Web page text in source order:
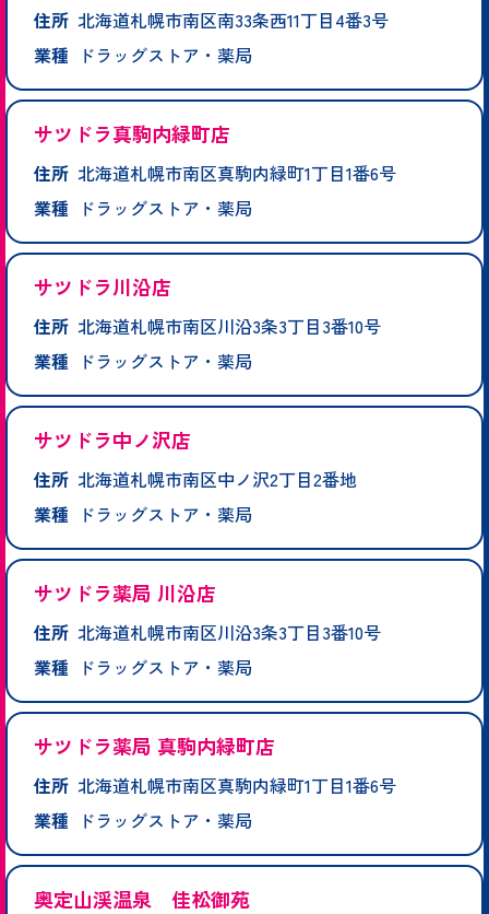
住所 北海道札幌市南区南33条西11丁目4番3号
業種
ドラッグストア・薬局
サツドラ真駒内緑町店
住所 北海道札幌市南区真駒内緑町1丁目1番6号
業種
ドラッグストア・薬局
サツドラ川沿店
住所 北海道札幌市南区川沿3条3丁目3番10号
業種
ドラッグストア・薬局
サツドラ中ノ沢店
住所 北海道札幌市南区中ノ沢2丁目2番地
業種
ドラッグストア・薬局
サツドラ薬局 川沿店
住所 北海道札幌市南区川沿3条3丁目3番10号
業種
ドラッグストア・薬局
サツドラ薬局 真駒内緑町店
住所 北海道札幌市南区真駒内緑町1丁目1番6号
業種
ドラッグストア・薬局
奥定山渓温泉 佳松御苑